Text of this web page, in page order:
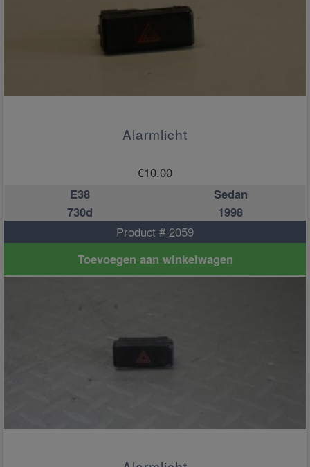
Alarmlicht
€10.00
E38
Sedan
730d
1998
Product # 2059
Toevoegen aan winkelwagen